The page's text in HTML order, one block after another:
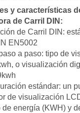
y características
de Carril DIN:
de Carril DIN:
EN5002
a paso: tipo de
o visualización
estándar: un
de visualización
de energía (KWH) y